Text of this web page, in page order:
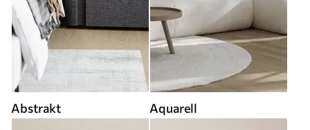
Abstrakt Aquarell